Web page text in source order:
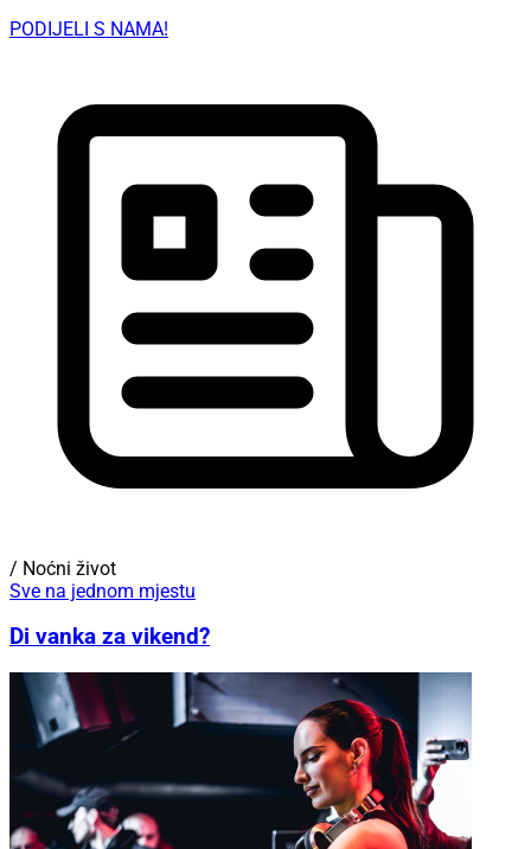
PODIJELI S NAMA!
/ Noćni život
Sve na jednom mjestu
Di vanka za vikend?